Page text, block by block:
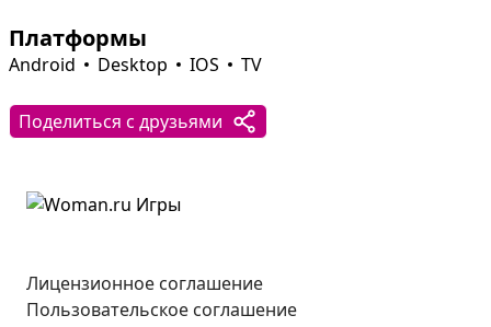
уровню.
Спиннеры, Бомбы и Семицветики, комбинируй
бонусы для катастрофических эффектов и
сюжета. Более 2000 уровней с регулярными
обновлениями, ежедневные бонусы и события, а
превращают каждое прохождение в небольшую
экспедицию по раскрытию тайн острова.
Платформы
Android Desktop IOS TV
Поделиться с друзьями
Лицензионное соглашение
Пользовательское соглашение